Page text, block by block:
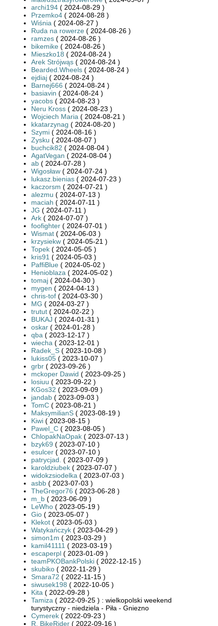
archi194 ( 2024-08-29 )
Przemko4 ( 2024-08-28 )
Wiśnia ( 2024-08-27 )
Ruda na rowerze ( 2024-08-26 )
ramzes ( 2024-08-26 )
bikemike ( 2024-08-26 )
Mieszko18 ( 2024-08-24 )
Arek Strójwąs ( 2024-08-24 )
Bearded.Wheels ( 2024-08-24 )
ejdiaj ( 2024-08-24 )
Barnej666 ( 2024-08-24 )
basiavin ( 2024-08-24 )
yacobs ( 2024-08-23 )
Neru Kross ( 2024-08-23 )
Wojciech Maria ( 2024-08-21 )
kkatarzynag ( 2024-08-20 )
Szymi ( 2024-08-16 )
Zysku ( 2024-08-07 )
buchcik82 ( 2024-08-04 )
AgatVegan ( 2024-08-04 )
ab ( 2024-07-28 )
Wigosław ( 2024-07-24 )
lukasz.bienias ( 2024-07-23 )
kaczorsm ( 2024-07-21 )
alezmu ( 2024-07-13 )
maciah ( 2024-07-11 )
JG ( 2024-07-11 )
Ark ( 2024-07-07 )
foofighter ( 2024-07-01 )
Wismat ( 2024-06-03 )
krzysiekw ( 2024-05-21 )
Topek ( 2024-05-05 )
kris91 ( 2024-05-03 )
PaffiBlue ( 2024-05-02 )
Henioblaza ( 2024-05-02 )
tomaj ( 2024-04-30 )
mygen ( 2024-04-13 )
chris-tof ( 2024-03-30 )
MG ( 2024-03-27 )
trutut ( 2024-02-22 )
BUKAJ ( 2024-01-31 )
oskar ( 2024-01-28 )
qba ( 2023-12-17 )
wiecha ( 2023-12-01 )
Radek_S ( 2023-10-08 )
lukiss05 ( 2023-10-07 )
grbr ( 2023-09-26 )
mckoper Dawid ( 2023-09-25 )
losiuu ( 2023-09-22 )
KGos32 ( 2023-09-09 )
jandab ( 2023-09-03 )
TomC ( 2023-08-21 )
MaksymilianS ( 2023-08-19 )
Kiwi ( 2023-08-15 )
Pawel_C ( 2023-08-05 )
ChlopakNaOpak ( 2023-07-13 )
bzyk69 ( 2023-07-10 )
esulcer ( 2023-07-10 )
patrycjad. ( 2023-07-09 )
karoldziubek ( 2023-07-07 )
widokzsiodelka ( 2023-07-03 )
asbb ( 2023-07-03 )
TheGregor76 ( 2023-06-28 )
m_b ( 2023-06-09 )
LeWho ( 2023-05-19 )
Gio ( 2023-05-07 )
Klekot ( 2023-05-03 )
Watykańczyk ( 2023-04-29 )
simon1m ( 2023-03-29 )
kamil41111 ( 2023-03-19 )
escaperpl ( 2023-01-09 )
teamPKOBankPolski ( 2022-12-15 )
skubiko ( 2022-11-29 )
Smara72 ( 2022-11-15 )
siwusek198 ( 2022-10-05 )
Kita ( 2022-09-28 )
Tamiza ( 2022-09-25 ) : wielkopolski weekend
turystyczny - niedziela - Piła - Gniezno
Cymerek ( 2022-09-23 )
R. BikeRider ( 2022-09-16 )